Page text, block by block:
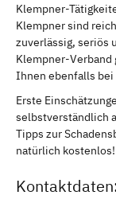
Klempner-
Klempner sind
zuverlässig, seriös
Klempner-Verband
Ihnen ebenfalls bei
Erste
selbstverständlich
Tipps zur
natürlich kostenlos!